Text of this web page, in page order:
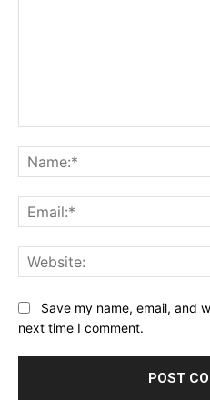
Save my name, email, and
next time I comment.